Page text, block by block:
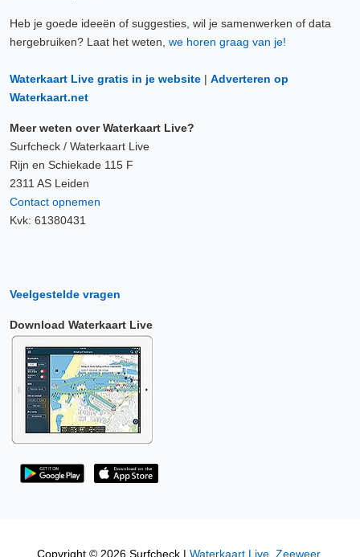
Heb je goede ideeën of suggesties, wil je samenwerken of data
hergebruiken? Laat het weten, we horen graag van je!
Waterkaart Live gratis in je website | Adverteren op
Waterkaart.net
Meer weten over Waterkaart Live?
Surfcheck / Waterkaart Live
Rijn en Schiekade 115 F
2311 AS Leiden
Contact opnemen
Kvk: 61380431
Veelgestelde vragen
Download Waterkaart Live
Copyright © 2026 Surfcheck | Waterkaart Live Zeeweer,